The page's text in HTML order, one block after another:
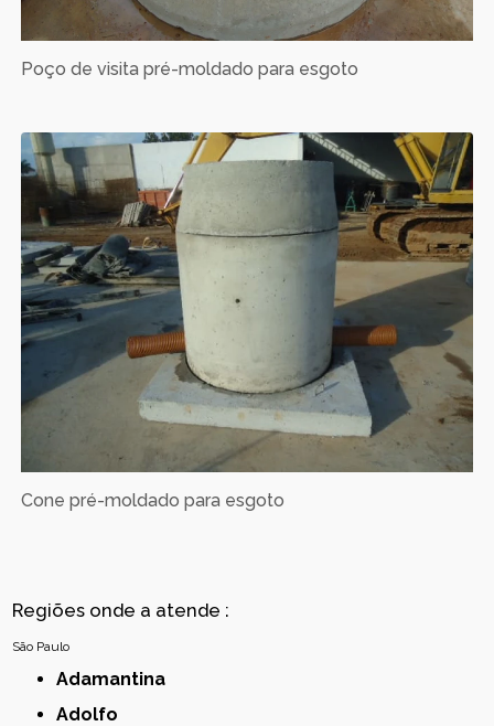
Poço de visita pré-moldado para esgoto
Cone pré-moldado para esgoto
Regiões onde a atende :
São Paulo
Adamantina
Adolfo